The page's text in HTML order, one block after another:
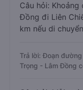
Câu hỏi:
Đồng đi Liên
km nếu di
Trả lời: Đoạn
Trọng - Lâm Đồng